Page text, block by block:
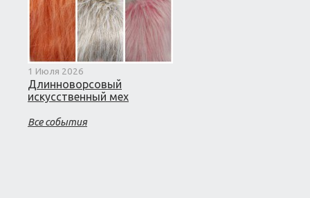
1 Июля 2026
Длинноворсовый
искусственный мех
Все события